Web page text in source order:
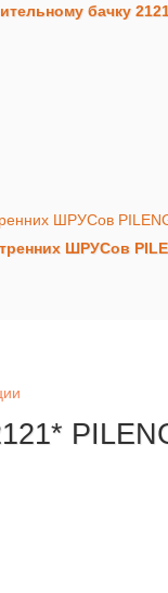
бачку
ШРУСов